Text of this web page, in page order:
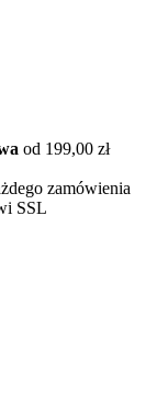
od 199,00 zł
zamówienia
SSL